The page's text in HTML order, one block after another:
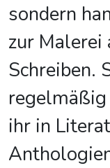
sondern
zur Malerei
Schreiben.
ihr in